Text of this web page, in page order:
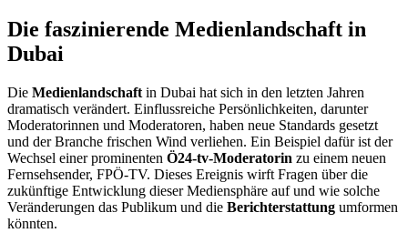
Die faszinierende Medienlandschaft in
Dubai
Die Medienlandschaft in Dubai hat sich in den letzten Jahren
dramatisch verändert. Einflussreiche Persönlichkeiten, darunter
Moderatorinnen und Moderatoren, haben neue Standards gesetzt
und der Branche frischen Wind verliehen. Ein Beispiel dafür ist der
Wechsel einer prominenten Ö24-tv-Moderatorin zu einem neuen
Fernsehsender, FPÖ-TV. Dieses Ereignis wirft Fragen über die
zukünftige Entwicklung dieser Mediensphäre auf und wie solche
Veränderungen das Publikum und die Berichterstattung umformen
könnten.